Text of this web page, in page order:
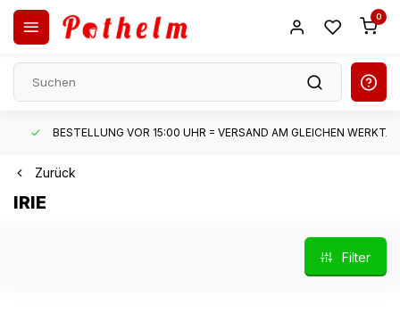
0
BESTELLUNG VOR 15:00 UHR = VERSAND AM GLEICHEN WERKTAG*
Zurück
IRIE
Filter